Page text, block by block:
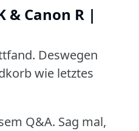
& Canon R |
Deswegen
wie letztes
Q&A. Sag mal,